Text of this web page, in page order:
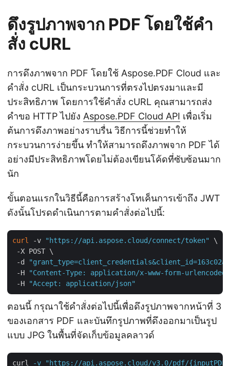
ดึงรูปภาพจาก PDF โดยใช้คำ
สั่ง cURL
การดึงภาพจาก PDF โดยใช้ Aspose.PDF Cloud และ
คำสั่ง cURL เป็นกระบวนการที่ตรงไปตรงมาและมี
ประสิทธิภาพ โดยการใช้คำสั่ง cURL คุณสามารถส่ง
คำขอ HTTP ไปยัง Aspose.PDF Cloud API เพื่อเริ่ม
ต้นการดึงภาพอย่างราบรื่น วิธีการนี้ช่วยทำให้
กระบวนการง่ายขึ้น ทำให้สามารถดึงภาพจาก PDF ได้
อย่างมีประสิทธิภาพโดยไม่ต้องเขียนโค้ดที่ซับซ้อนมาก
นัก
ขั้นตอนแรกในวิธีนี้คือการสร้างโทเค็นการเข้าถึง JWT
ดังนั้นโปรดดำเนินการตามคำสั่งต่อไปนี้:
curl -v "https://api.aspose.cloud/connect/token"
\
-X POST \
-d
-H
"Content-Type: application/x-www-form-urlencoded"
-H
"Accept: application/json"
ตอนนี้ กรุณาใช้คำสั่งต่อไปนี้เพื่อดึงรูปภาพจากหน้าที่ 3
ของเอกสาร PDF และบันทึกรูปภาพที่ดึงออกมาเป็นรูป
แบบ JPG ในพื้นที่จัดเก็บข้อมูลคลาวด์
curl
-v "https://api.aspose.cloud/v3.0/pdf/